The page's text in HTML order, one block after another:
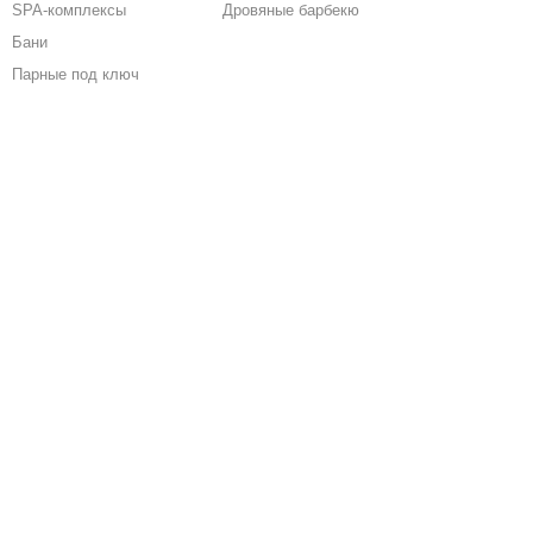
SPA-комплексы
Бани
Парные под ключ
Дровяные барбекю